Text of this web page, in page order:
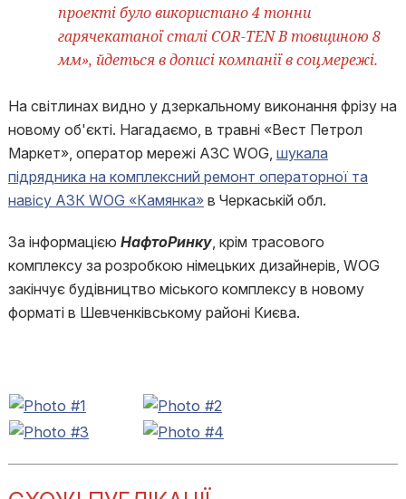
проекті було використано 4 тонни
гарячекатаної сталі COR-TEN B товщиною 8
мм», йдеться в дописі компанії в соцмережі.
На світлинах видно у дзеркальному виконання фрізу на
новому об'єкті. Нагадаємо, в травні «Вест Петрол
Маркет», оператор мережі АЗС WOG, шукала
підрядника на комплексний ремонт операторної та
навісу АЗК WOG «Камянка»в Черкаській обл.
За інформацією НафтоРинку, крім трасового
комплексу за розробкою німецьких дизайнерів, WOG
закінчує будівництво міського комплексу в новому
форматі в Шевченківському районі Києва.